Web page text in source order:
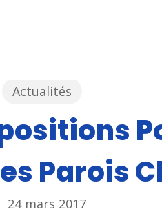
Actualités
Parois
24 mars 2017